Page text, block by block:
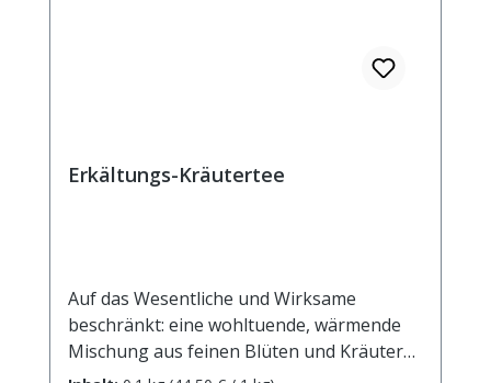
Erkältungs-Kräutertee
Auf das Wesentliche und Wirksame
beschränkt: eine wohltuende, wärmende
Mischung aus feinen Blüten und Kräutern,
die uns schnell wieder auf die Beine bringt!